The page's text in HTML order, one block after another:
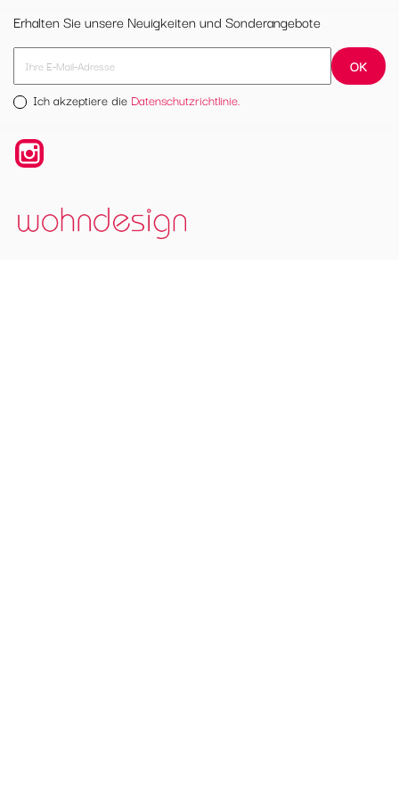
Erhalten Sie unsere Neuigkeiten und Sonderangebote
Ich akzeptiere die Datenschutzrichtlinie.